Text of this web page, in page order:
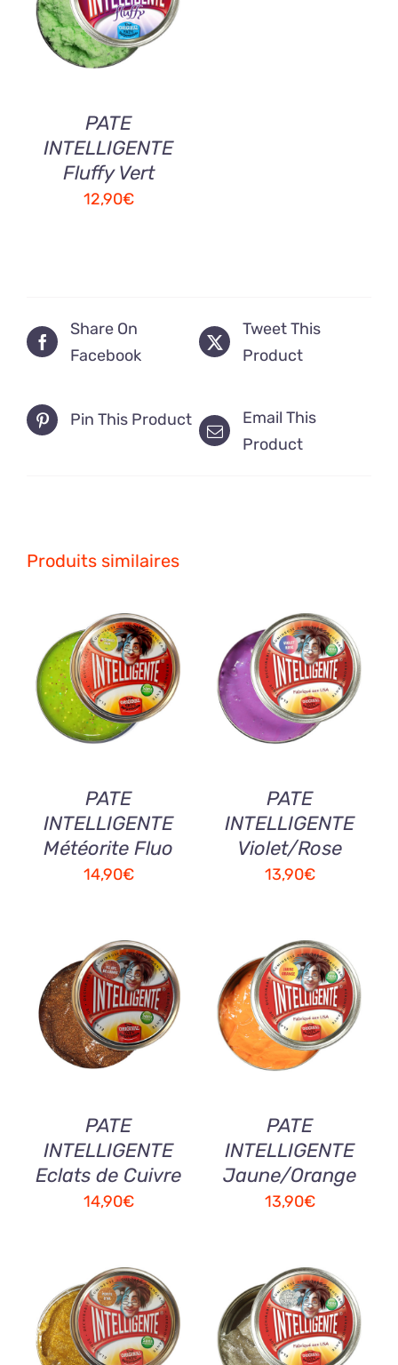
PANIER
/
DETAILS
PATE
INTELLIGENTE
Fluffy Vert
12,90€
Share On
Facebook
Tweet This
Product
Pin This Product
Email This
Product
Produits similaires
AJOUTER AU
PANIER
/
DETAILS
PATE
INTELLIGENTE
Météorite Fluo
14,90€
AJOUTER AU
PANIER
/
DETAILS
PATE
INTELLIGENTE
Violet/Rose
13,90€
AJOUTER AU
PANIER
/
DETAILS
PATE
INTELLIGENTE
Eclats de Cuivre
14,90€
AJOUTER AU
PANIER
/
DETAILS
PATE
INTELLIGENTE
Jaune/Orange
13,90€
AJOUTER AU
PANIER
/
DETAILS
AJOUTER AU
PANIER
/
DETAILS